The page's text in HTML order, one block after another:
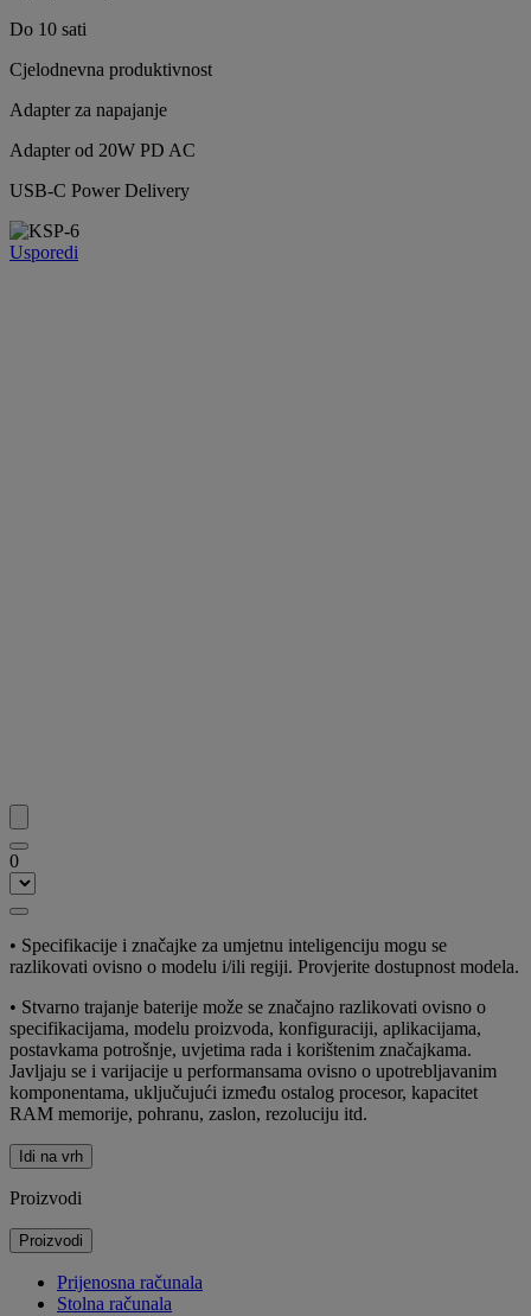
Do 10 sati
Cjelodnevna produktivnost
Adapter za napajanje
Adapter od 20W PD AC
USB-C Power Delivery
Usporedi
0
• Specifikacije i značajke za umjetnu inteligenciju mogu se
razlikovati ovisno o modelu i/ili regiji. Provjerite dostupnost modela.
• Stvarno trajanje baterije može se značajno razlikovati ovisno o
specifikacijama, modelu proizvoda, konfiguraciji, aplikacijama,
postavkama potrošnje, uvjetima rada i korištenim značajkama.
Javljaju se i varijacije u performansama ovisno o upotrebljavanim
komponentama, uključujući između ostalog procesor, kapacitet
RAM memorije, pohranu, zaslon, rezoluciju itd.
Idi na vrh
Proizvodi
Proizvodi
Prijenosna računala
Stolna računala